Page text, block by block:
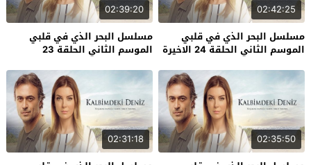
02:42:25
مسلسل البحر الذي في قلبي
الموسم الثاني الحلقة 24 الاخيرة
02:39:20
مسلسل البحر الذي في قلبي
الموسم الثاني الحلقة 23
02:35:50
02:31:18